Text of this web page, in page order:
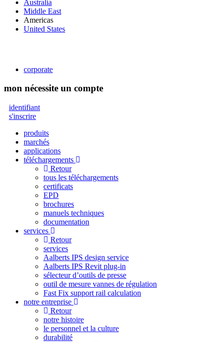
Australia
Middle East
Americas
United States
corporate
mon nécessite un compte
identifiant
s'inscrire
produits
marchés
applications
téléchargements
Retour
tous les téléchargements
certificats
EPD
brochures
manuels techniques
documentation
services
Retour
services
Aalberts IPS design service
Aalberts IPS Revit plug-in
sélecteur d’outils de presse
outil de mesure vannes de régulation
Fast Fix support rail calculation
notre entreprise
Retour
notre histoire
le personnel et la culture
durabilité